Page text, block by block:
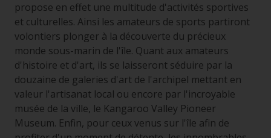
propose en effet une multitude d'activités sportives
et culturelles. Ainsi les amateurs de sports partiront
volontiers plonger à la découverte du précieux
monde sous-marin de l'île. Quant aux amateurs
d'histoire et d'art, ils se laisseront séduire par la
douzaine de galeries d'art de l'archipel mettant en
valeur l'artisanat local ou encore par l'incroyable
musée de la ville, le Kangaroo Valley Pioneer
Museum. Enfin, pour ceux venus sur l'île afin de